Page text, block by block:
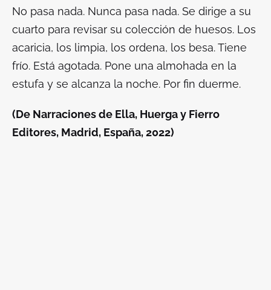
No pasa nada. Nunca pasa nada. Se dirige a su
cuarto para revisar su colección de huesos. Los
acaricia, los limpia, los ordena, los besa. Tiene
frío. Está agotada. Pone una almohada en la
estufa y se alcanza la noche. Por fin duerme.
(De Narraciones de Ella, Huerga y Fierro
Editores, Madrid, España, 2022)